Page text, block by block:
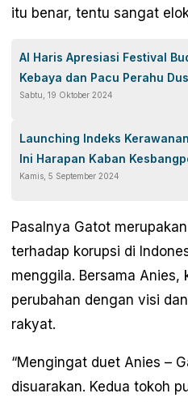
itu benar, tentu sangat
Al Haris Apresiasi Festival
Kebaya dan Pacu Perahu
Sabtu, 19 Oktober 2024
Launching Indeks
Ini Harapan Kaban
Kamis, 5 September 2024
Pasalnya Gatot
terhadap korupsi di
menggila. Bersama
perubahan dengan visi
rakyat.
“Mengingat duet Anies –
disuarakan. Kedua tokoh